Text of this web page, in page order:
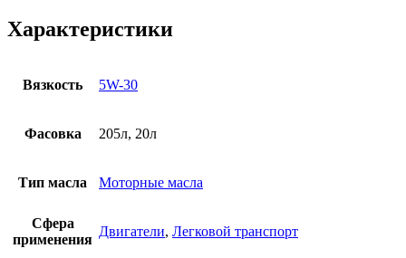
Характеристики
Вязкость 5W-30
Фасовка 205л, 20л
Тип масла Моторные масла
Сфера
применения
Двигатели, Легковой транспорт